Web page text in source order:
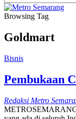
Browsing Tag
Goldmart
Bisnis
Pembukaan
Redaksi Metro